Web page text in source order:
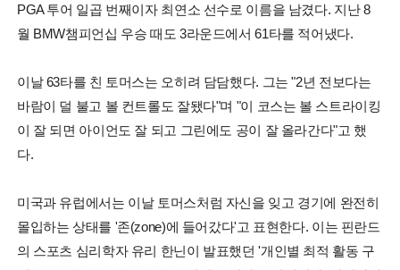
PGA 투어 일곱 번째이자 최연소 선수로 이름을 남겼다. 지난 8
월 BMW챔피언십 우승 때도 3라운드에서 61타를 적어냈다.
이날 63타를 친 토머스는 오히려 담담했다. 그는 "2년 전보다는
바람이 덜 불고 볼 컨트롤도 잘됐다"며 "이 코스는 볼 스트라이킹
이 잘 되면 아이언도 잘 되고 그린에도 공이 잘 올라간다"고 했
다.
미국과 유럽에서는 이날 토머스처럼 자신을 잊고 경기에 완전히
몰입하는 상태를 '존(zone)에 들어갔다'고 표현한다. 이는 핀란드
의 스포츠 심리학자 유리 한닌이 발표했던 '개인별 최적 활동 구